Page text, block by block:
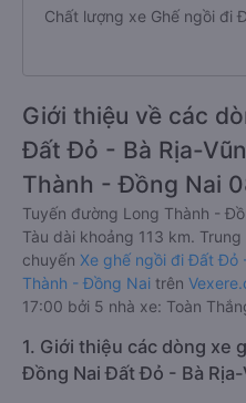
Chất lượng xe Ghế ngồi đi
Giới thiệu về các
Đất Đỏ - Bà Rịa-
Thành - Đồng Nai
Tuyến đường Long Thành -
Tàu dài khoảng 113 km.
chuyến Xe ghế ngồi đi Đất Đỏ
Thành - Đồng Nai trên
17:00 bởi 5 nhà xe: Toàn
1. Giới thiệu các dòng xe
Đồng Nai Đất Đỏ - Bà Rịa-